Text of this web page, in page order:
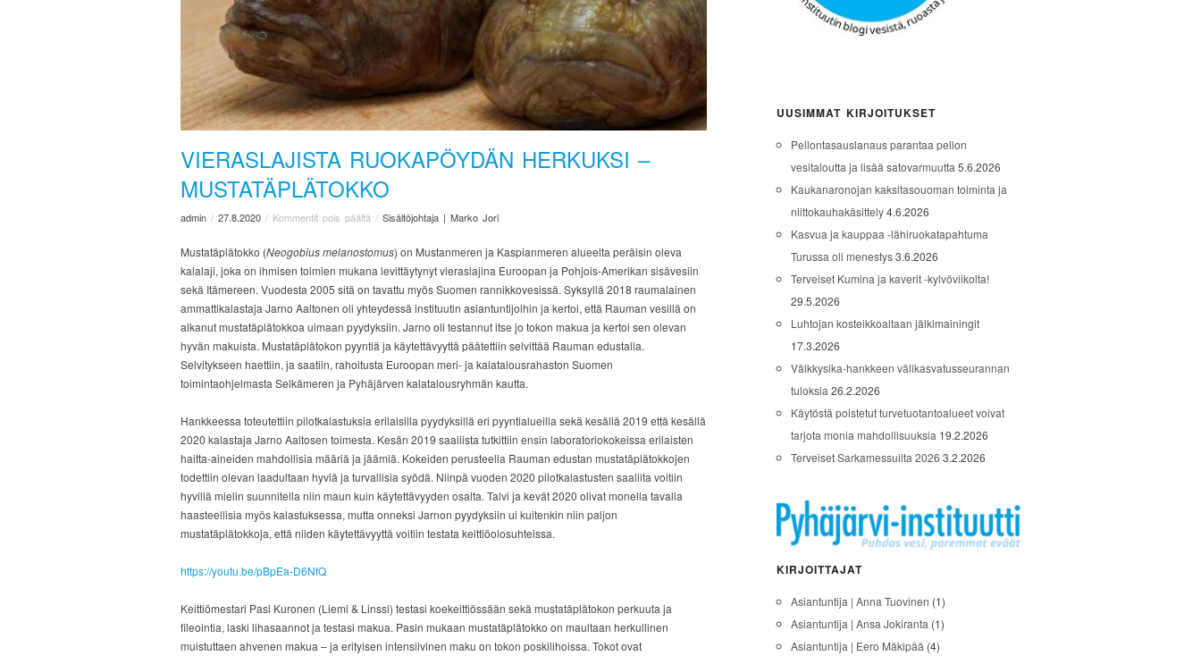
VIERASLAJISTA RUOKAPÖYDÄN HERKUKSI –
MUSTATÄPLÄTOKKO
admin / 27.8.2020 / Kommentit pois päältä / Sisältöjohtaja | Marko Jori
Mustatäplätokko (Neogobius melanostomus) on Mustanmeren ja Kaspianmeren alueelta peräisin oleva
kalalaji, joka on ihmisen toimien mukana levittäytynyt vieraslajina Euroopan ja Pohjois-Amerikan sisävesiin
sekä Itämereen. Vuodesta 2005 sitä on tavattu myös Suomen rannikkovesissä. Syksyllä 2018 raumalainen
ammattikalastaja Jarno Aaltonen oli yhteydessä instituutin asiantuntijoihin ja kertoi, että Rauman vesillä on
alkanut mustatäplätokkoa uimaan pyydyksiin. Jarno oli testannut itse jo tokon makua ja kertoi sen olevan
hyvän makuista. Mustatäplätokon pyyntiä ja käytettävyyttä päätettiin selvittää Rauman edustalla.
Selvitykseen haettiin, ja saatiin, rahoitusta Euroopan meri- ja kalatalousrahaston Suomen
toimintaohjelmasta Selkämeren ja Pyhäjärven kalatalousryhmän kautta.
Hankkeessa toteutettiin pilotkalastuksia erilaisilla pyydyksillä eri pyyntialueilla sekä kesällä 2019 että kesällä
2020 kalastaja Jarno Aaltosen toimesta. Kesän 2019 saaliista tutkittiin ensin laboratoriokokeissa erilaisten
haitta-aineiden mahdollisia määriä ja jäämiä. Kokeiden perusteella Rauman edustan mustatäplätokkojen
todettiin olevan laadultaan hyviä ja turvallisia syödä. Niinpä vuoden 2020 pilotkalastusten saaliita voitiin
hyvillä mielin suunnitella niin maun kuin käytettävyyden osalta. Talvi ja kevät 2020 olivat monella tavalla
haasteellisia myös kalastuksessa, mutta onneksi Jarnon pyydyksiin ui kuitenkin niin paljon
mustatäplätokkoja, että niiden käytettävyyttä voitiin testata keittiöolosuhteissa.
https://youtu.be/pBpEa-D6NfQ
Keittiömestari Pasi Kuronen (Liemi & Linssi) testasi koekeittiössään sekä mustatäplätokon perkuuta ja
fileointia, laski lihasaannot ja testasi makua. Pasin mukaan mustatäplätokko on maultaan herkullinen
muistuttaen ahvenen makua – ja erityisen intensiivinen maku on tokon poskilihoissa. Tokot ovat
UUSIMMAT KIRJOITUKSET
Pellontasauslanaus parantaa pellon
vesitaloutta ja lisää satovarmuutta 5.6.2026
Kaukanaronojan kaksitasouoman toiminta ja
niittokauhakäsittely 4.6.2026
Kasvua ja kauppaa -lähiruokatapahtuma
Turussa oli menestys 3.6.2026
Terveiset Kumina ja kaverit -kylvöviikolta!
29.5.2026
Luhtojan kosteikkoaltaan jälkimainingit
17.3.2026
Välkkysika-hankkeen välikasvatusseurannan
tuloksia 26.2.2026
Käytöstä poistetut turvetuotantoalueet voivat
tarjota monia mahdollisuuksia 19.2.2026
Terveiset Sarkamessuilta 2026 3.2.2026
KIRJOITTAJAT
Asiantuntija | Anna Tuovinen (1)
Asiantuntija | Ansa Jokiranta (1)
Asiantuntija | Eero Mäkipää (4)